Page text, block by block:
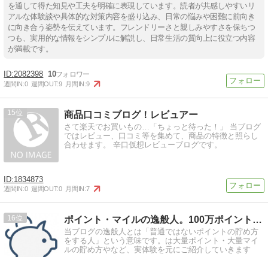
を通して得た知見や工夫を明確に表現しています。読者が共感しやすいリ
アルな体験談や具体的な対策内容を盛り込み、日常の悩みや困難に前向き
に向き合う姿勢を伝えています。フレンドリーさと親しみやすさを保ちつ
つも、実用的な情報をシンプルに解説し、日常生活の質向上に役立つ内容
が満載です。
2082398 10
週間IN:0 週間OUT:9 月間IN:9
15 商品口コミブログ！レビュアー
さて楽天でお買いもの…「ちょっと待った！」 当ブログ
ではレビュー、口コミ等を集めて、商品の特徴と照らし
合わせます。 辛口仮想レビューブログです。
1834873
週間IN:0 週間OUT:0 月間IN:7
16 ポイント・マイルの逸般人。100万ポイントをその手に
当ブログの逸般人とは「普通ではないポイントの貯め方
をする人」という意味です。は大量ポイント・大量マイ
ルの貯め方やなど、実体験を元にご紹介していきます